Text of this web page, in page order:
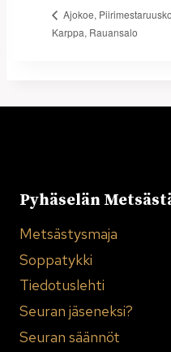
Ajokoe,
Karppa, Rauansalo
Pyhäselän
Metsästysmaja
Soppatykki
Tiedotuslehti
Seuran jäseneksi?
Seuran säännöt